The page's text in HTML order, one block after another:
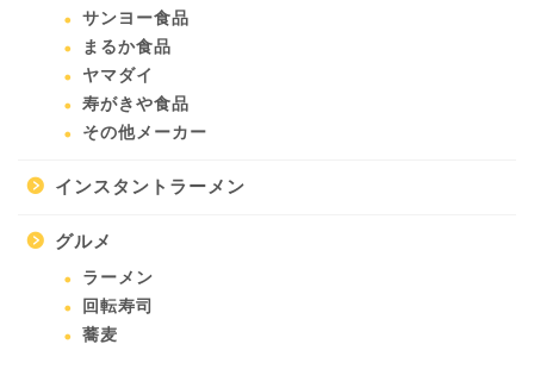
サンヨー食品
まるか食品
ヤマダイ
寿がきや食品
その他メーカー
インスタントラーメン
グルメ
ラーメン
回転寿司
蕎麦